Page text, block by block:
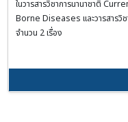
ในวารสารวิชาการนานาชาติ
Borne Diseases และวารสาร
จำนวน 2 เรื่อง